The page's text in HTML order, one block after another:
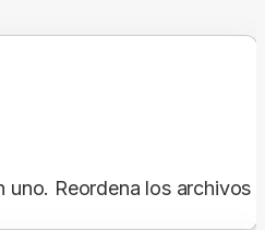
uno. Reordena los archivos